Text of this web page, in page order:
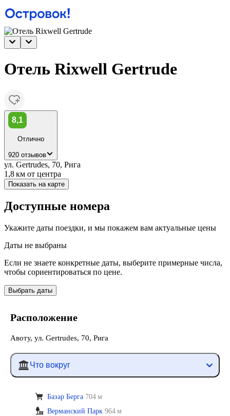
Отель Rixwell Gertrude
8,1
Отлично
920 отзывов
ул. Gertrudes, 70, Рига
1,8 км от центра
Показать на карте
Доступные номера
Укажите даты поездки, и мы покажем вам актуальные цены
Даты не выбраны
Если не знаете конкретные даты, выберите примерные числа,
чтобы сориентироваться по цене.
Выбрать даты
Расположение
Авоту, ул. Gertrudes, 70, Рига
Что вокруг
Базар Берга 704 м
Верманский Парк 964 м